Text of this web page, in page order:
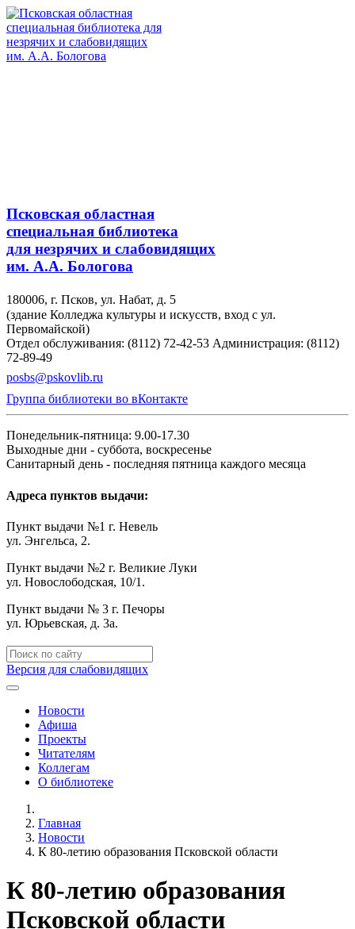
Псковская областная
специальная библиотека
для незрячих и слабовидящих
им. А.А. Бологова
180006, г. Псков, ул. Набат, д. 5
(здание Колледжа культуры и искусств, вход с ул.
Первомайской)
Отдел обслуживания: (8112) 72-42-53 Администрация: (8112)
72-89-49
posbs@pskovlib.ru
Группа библиотеки во вКонтакте
Понедельник-пятница: 9.00-17.30
Выходные дни - суббота, воскресенье
Санитарный день - последняя пятница каждого месяца
Адреса пунктов выдачи:
Пункт выдачи №1 г. Невель
ул. Энгельса, 2.
Пункт выдачи №2 г. Великие Луки
ул. Новослободская, 10/1.
Пункт выдачи № 3 г. Печоры
ул. Юрьевская, д. 3а.
Версия для слабовидящих
Новости
Афиша
Проекты
Читателям
Коллегам
О библиотеке
Главная
Новости
К 80-летию образования Псковской области
К 80-летию образования
Псковской области